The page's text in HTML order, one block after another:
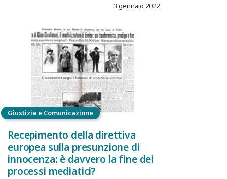
3 gennaio 2022
Giustizia e Comunicazione
Recepimento della direttiva
europea sulla presunzione di
innocenza: è davvero la fine dei
processi mediatici?